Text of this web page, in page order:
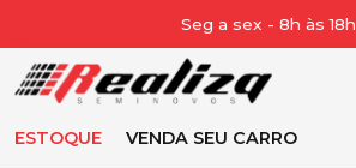
Seg a sex - 8h às 18h
ESTOQUE VENDA SEU CARRO